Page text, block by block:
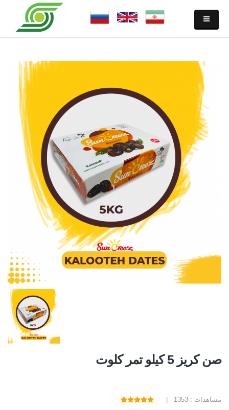
صن كريز 5 كيلو تمر كلوت
مشاهدات : 1353 |